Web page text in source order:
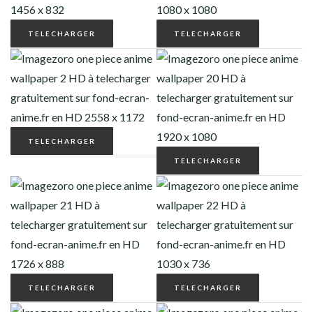
TELECHARGER TELECHARGER
TELECHARGER
TELECHARGER
TELECHARGER TELECHARGER